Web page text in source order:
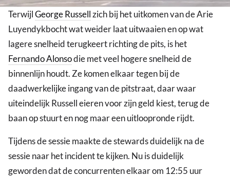
TerwijlGeorge Russellzich bij het uitkomen van de Arie
Luyendykbocht wat weider laat uitwaaien en op wat
lagere snelheid terugkeert richting de pits, is het
Fernando Alonsodie met veel hogere snelheid de
binnenlijn houdt. Ze komen elkaar tegen bij de
daadwerkelijke ingang van de pitstraat, daar waar
uiteindelijk Russell eieren voor zijn geld kiest, terug de
baan op stuurt en nog maar een uitloopronde rijdt.
Tijdens de sessie maakte de stewards duidelijk na de
sessie naar het incident te kijken. Nu is duidelijk
geworden dat de concurrenten elkaar om 12:55 uur